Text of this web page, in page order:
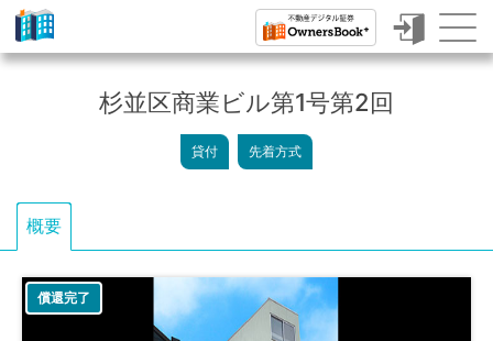
ク
フ
ァ
ン
デ
杉並区商業ビル第1号第2回
貸付 先着方式
概要
償還完了